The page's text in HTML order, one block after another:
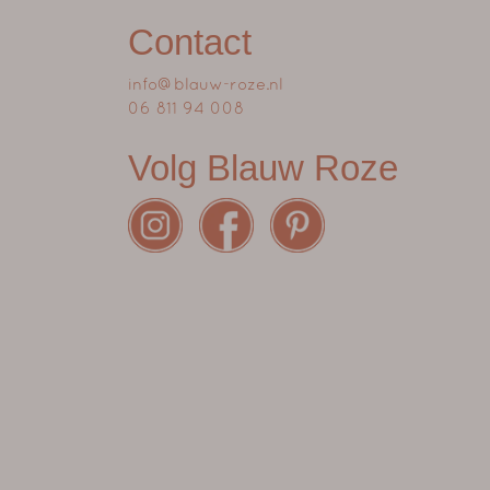
Contact
info@blauw-roze.nl
06 811 94 008
Volg Blauw Roze